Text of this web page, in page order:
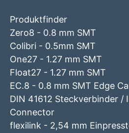
Produktfinder
Zero8 - 0.8 mm SMT
Colibri - 0.5mm SMT
One27 - 1.27 mm SMT
Float27 - 1.27 mm SMT
EC.8 - 0.8 mm SMT Edge
DIN 41612 Steckverbinder /
Connector
flexilink - 2,54 mm